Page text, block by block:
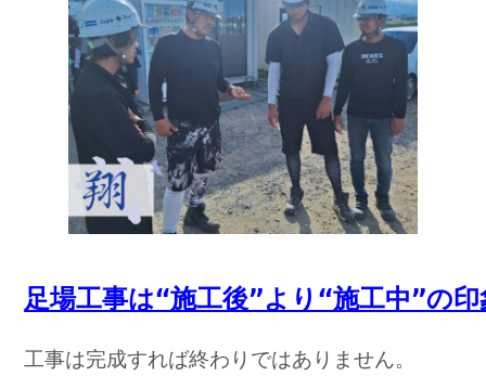
足場工事は“施工後”より“施工中”の
工事は完成すれば終わりではありません。